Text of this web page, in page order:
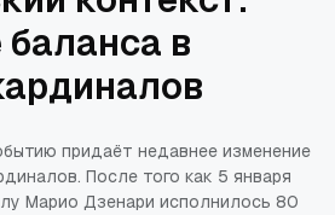
в
придаёт недавнее изменение
После того как 5 января
Марио Дзенари исполнилось 80